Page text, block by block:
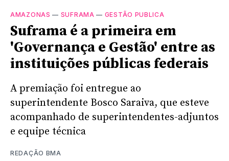
AMAZONAS — SUFRAMA — GESTÃO PUBLICA
Suframa é a primeira em
'Governança e Gestão' entre as
instituições públicas federais
A premiação foi entregue ao
superintendente Bosco Saraiva, que esteve
acompanhado de superintendentes-adjuntos
e equipe técnica
REDAÇÃO BMA